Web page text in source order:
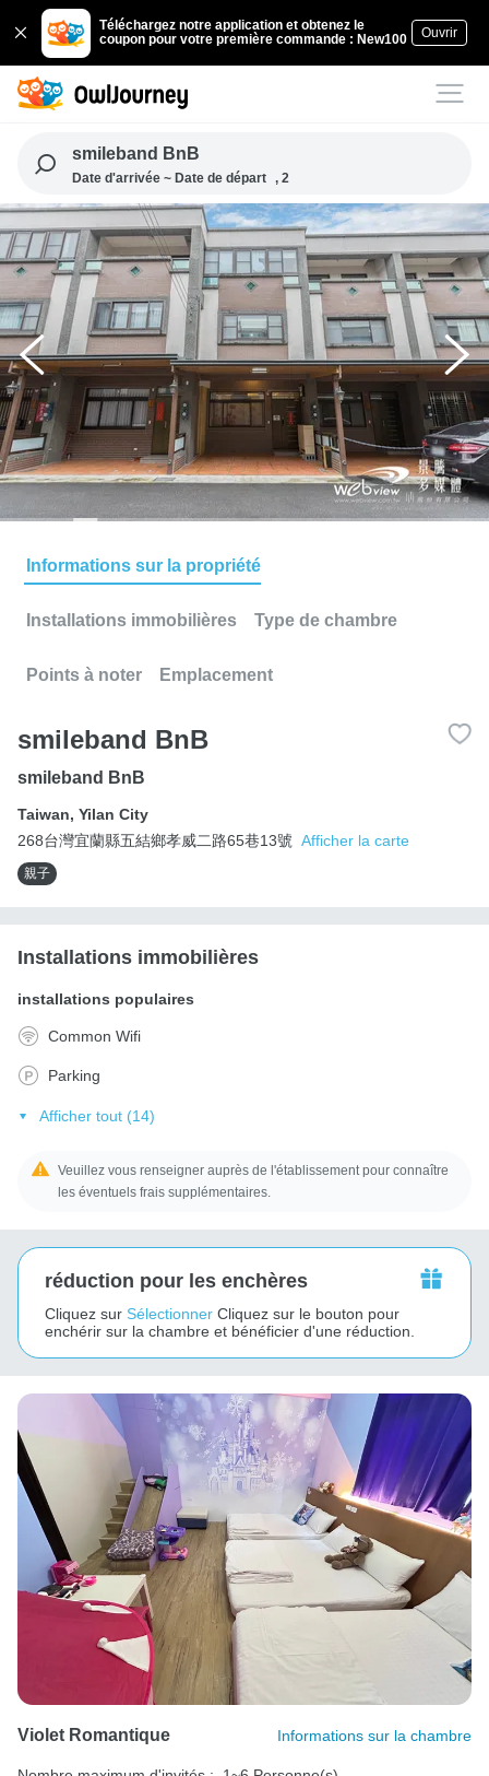
Téléchargez notre application et obtenez le
coupon pour votre première commande : New100
Ouvrir
smileband BnB
Date d'arrivée ~ Date de départ , 2
Informations sur la propriété
Installations immobilières Type de chambre
Points à noter Emplacement
smileband BnB
smileband BnB
Taiwan, Yilan City
268台灣宜蘭縣五結鄉孝威二路65巷13號 Afficher la carte
親子
Installations immobilières
installations populaires
Common Wifi
Parking
Afficher tout (14)
Veuillez vous renseigner auprès de l'établissement pour connaître
les éventuels frais supplémentaires.
réduction pour les enchères
Cliquez sur Sélectionner Cliquez sur le bouton pour
enchérir sur la chambre et bénéficier d'une réduction.
Violet Romantique Informations sur la chambre